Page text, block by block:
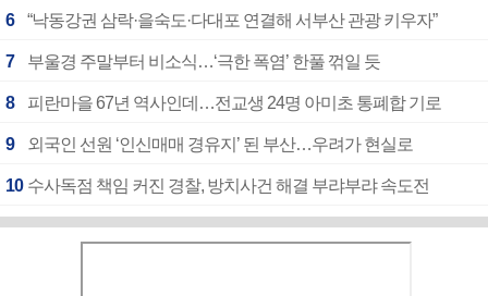
6 “낙동강권 삼락·을숙도·다대포 연결해 서부산 관광 키우자”
7 부울경 주말부터 비소식…‘극한 폭염’ 한풀 꺾일 듯
8 피란마을 67년 역사인데…전교생 24명 아미초 통폐합 기로
9 외국인 선원 ‘인신매매 경유지’ 된 부산…우려가 현실로
10 수사독점 책임 커진 경찰, 방치사건 해결 부랴부랴 속도전